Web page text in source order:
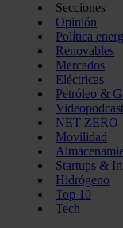
Secciones
Opinión
Política
Renovables
Mercados
Eléctricas
Petróleo &
Videopodcast
NET ZERO
Movilidad
Startups &
Hidrógeno
Top 10
Tech